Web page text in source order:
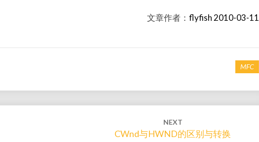
文章作者： flyfish 2010-03-11
MFC
NEXT
CWnd与HWND的区别与转换